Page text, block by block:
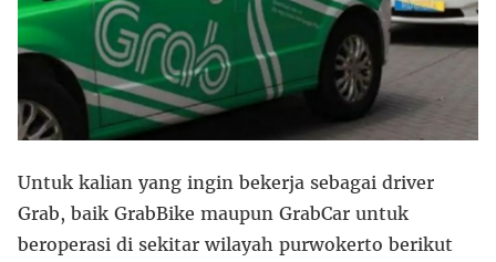
Untuk kalian yang ingin bekerja sebagai driver
Grab, baik GrabBike maupun GrabCar untuk
beroperasi di sekitar wilayah purwokerto berikut